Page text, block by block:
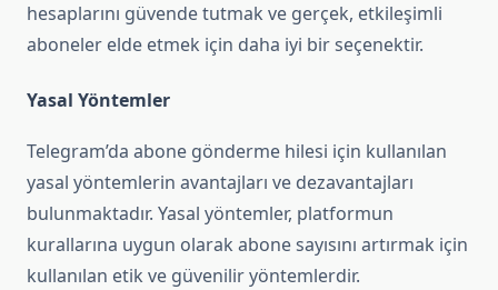
hesaplarını güvende tutmak ve gerçek, etkileşimli
aboneler elde etmek için daha iyi bir seçenektir.
Yasal Yöntemler
Telegram’da abone gönderme hilesi için kullanılan
yasal yöntemlerin avantajları ve dezavantajları
bulunmaktadır. Yasal yöntemler, platformun
kurallarına uygun olarak abone sayısını artırmak için
kullanılan etik ve güvenilir yöntemlerdir.